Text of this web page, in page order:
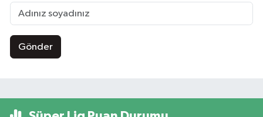
Gönder